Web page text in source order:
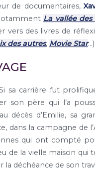
de documentaires,
La vallée des
vers des livres de
des autres, Movie Star…).
sa carrière fut
son père qui l’a
décès d’Emilie, sa
dans la campagne de
qui ont compté
de la vielle maison
déchéance de son